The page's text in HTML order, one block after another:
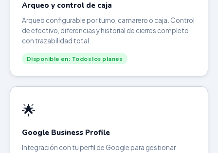
Arqueo y control de caja
Arqueo configurable por turno, camarero o caja. Control
de efectivo, diferencias y historial de cierres completo
con trazabilidad total.
Disponible en: Todos los planes
🌟
Google Business Profile
Integración con tu perfil de Google para gestionar